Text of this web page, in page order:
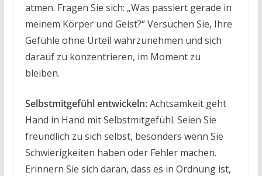
atmen. Fragen Sie sich: „Was passiert gerade in
meinem Körper und Geist?“ Versuchen Sie, Ihre
Gefühle ohne Urteil wahrzunehmen und sich
darauf zu konzentrieren, im Moment zu
bleiben.
Selbstmitgefühl entwickeln:Achtsamkeit geht
Hand in Hand mit Selbstmitgefühl. Seien Sie
freundlich zu sich selbst, besonders wenn Sie
Schwierigkeiten haben oder Fehler machen.
Erinnern Sie sich daran, dass es in Ordnung ist,